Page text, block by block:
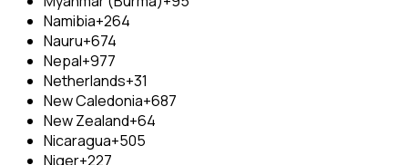
Namibia+264
Nauru+674
Nepal+977
Netherlands+31
New Caledonia+687
New Zealand+64
Nicaragua+505
Niger+227